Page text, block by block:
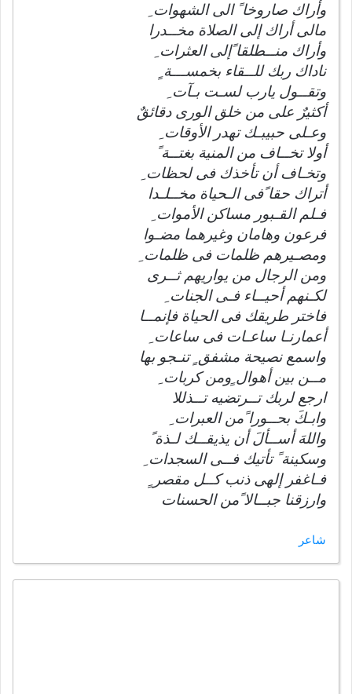
وأراك صاروخا ً الى الشهوات ِ
مالى أراك إلى الصلاة مخــدرا
وأراك منــطلقا ًإلى العثرات ِ
ناداك ربك للــقاء بخمســـة ٍ
وتقــول يارب لسـت بـآت ِ
أكثيرٌ على من خلق الورى دقائقٌ
وعـلى حبيبـك تهدر الأوقات ِ
أولا تخــاف من المنية بغتــة ً
وتخـاف أن تأخذك فى لحظات ِ
أتراك حقا ًفى الـحياة مخــلـدا
فـلم القـبور مساكن الأموات ِ
فرعون وهامان وغيرهما مضـوا
ومصـيرهم ظلمات فى ظلمات ِ
ومن الرجال من يواريهم ثــرى
لكـنهم أحيــاء فـى الجنات ِ
فاختر طريقك فى الحياة فإنمــا
أعمارنـا ساعـات فى ساعات ِ
واسمع نصيحة مشفق ٍ تنـجو بها
مــن بين أهوال ٍومن كربات ِ
ارجع لربك تــرتضيه تــذللا
وابـكَ بحــورا ًمن العبرات ِ
واللهَ أســألَ أن يذيقــك لـذة ً
وسكينة ً تأتيك فــى السجدات ِ
فـاغفر إلهى ذنب كــل مقصر ٍ
وارزقنا جبــالا ًمن الحسنات
شاعر